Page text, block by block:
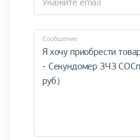
Cообщение